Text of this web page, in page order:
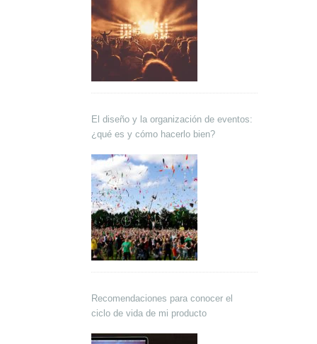
El diseño y la organización de eventos:
¿qué es y cómo hacerlo bien?
Recomendaciones para conocer el
ciclo de vida de mi producto